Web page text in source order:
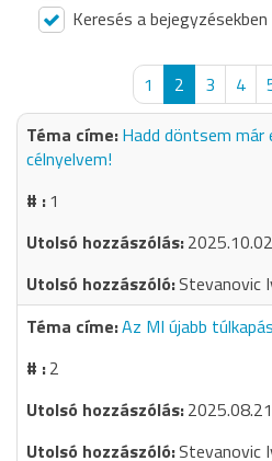
Keresés a bejegyzésekben
1 2 3 4
Hadd döntsem már
célnyelvem!
1
Stevanovic
Az MI újabb
2
Stevanovic